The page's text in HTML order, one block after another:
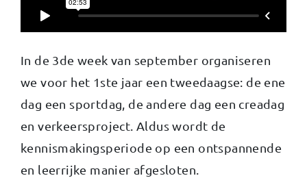
In de 3de week van september organiseren
we voor het 1ste jaar een tweedaagse: de ene
dag een sportdag, de andere dag een creadag
en verkeersproject. Aldus wordt de
kennismakingsperiode op een ontspannende
en leerrijke manier afgesloten.